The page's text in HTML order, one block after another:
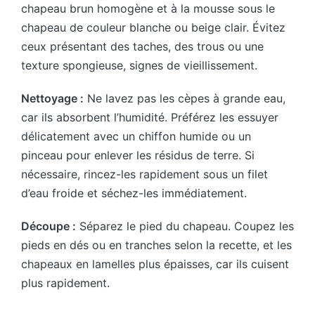
chapeau brun homogène et à la mousse sous le
chapeau de couleur blanche ou beige clair. Évitez
ceux présentant des taches, des trous ou une
texture spongieuse, signes de vieillissement.
Nettoyage : Ne lavez pas les cèpes à grande eau,
car ils absorbent l’humidité. Préférez les essuyer
délicatement avec un chiffon humide ou un
pinceau pour enlever les résidus de terre. Si
nécessaire, rincez-les rapidement sous un filet
d’eau froide et séchez-les immédiatement.
Découpe : Séparez le pied du chapeau. Coupez les
pieds en dés ou en tranches selon la recette, et les
chapeaux en lamelles plus épaisses, car ils cuisent
plus rapidement.